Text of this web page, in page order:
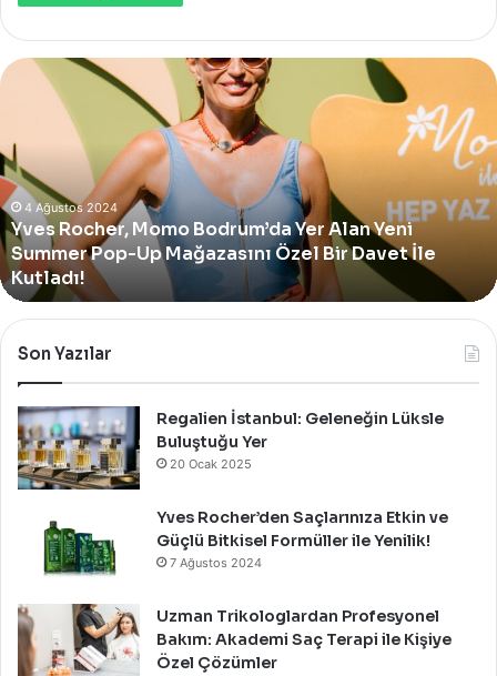
Yves
Rocher,
Bodrum’da
Yer
Alan
Yeni
Summer
Pop-
Up
Mağazasını
Özel
Bir
Kutladı!
4 Ağustos 2024
Yves Rocher, Momo Bodrum’da Yer Alan Yeni
Summer Pop-Up Mağazasını Özel Bir Davet İle
Kutladı!
Son Yazılar
Regalien İstanbul: Geleneğin Lüksle
Buluştuğu Yer
20 Ocak 2025
Yves Rocher’den Saçlarınıza Etkin ve
Güçlü Bitkisel Formüller ile Yenilik!
7 Ağustos 2024
Uzman Trikologlardan Profesyonel
Bakım: Akademi Saç Terapi ile Kişiye
Özel Çözümler